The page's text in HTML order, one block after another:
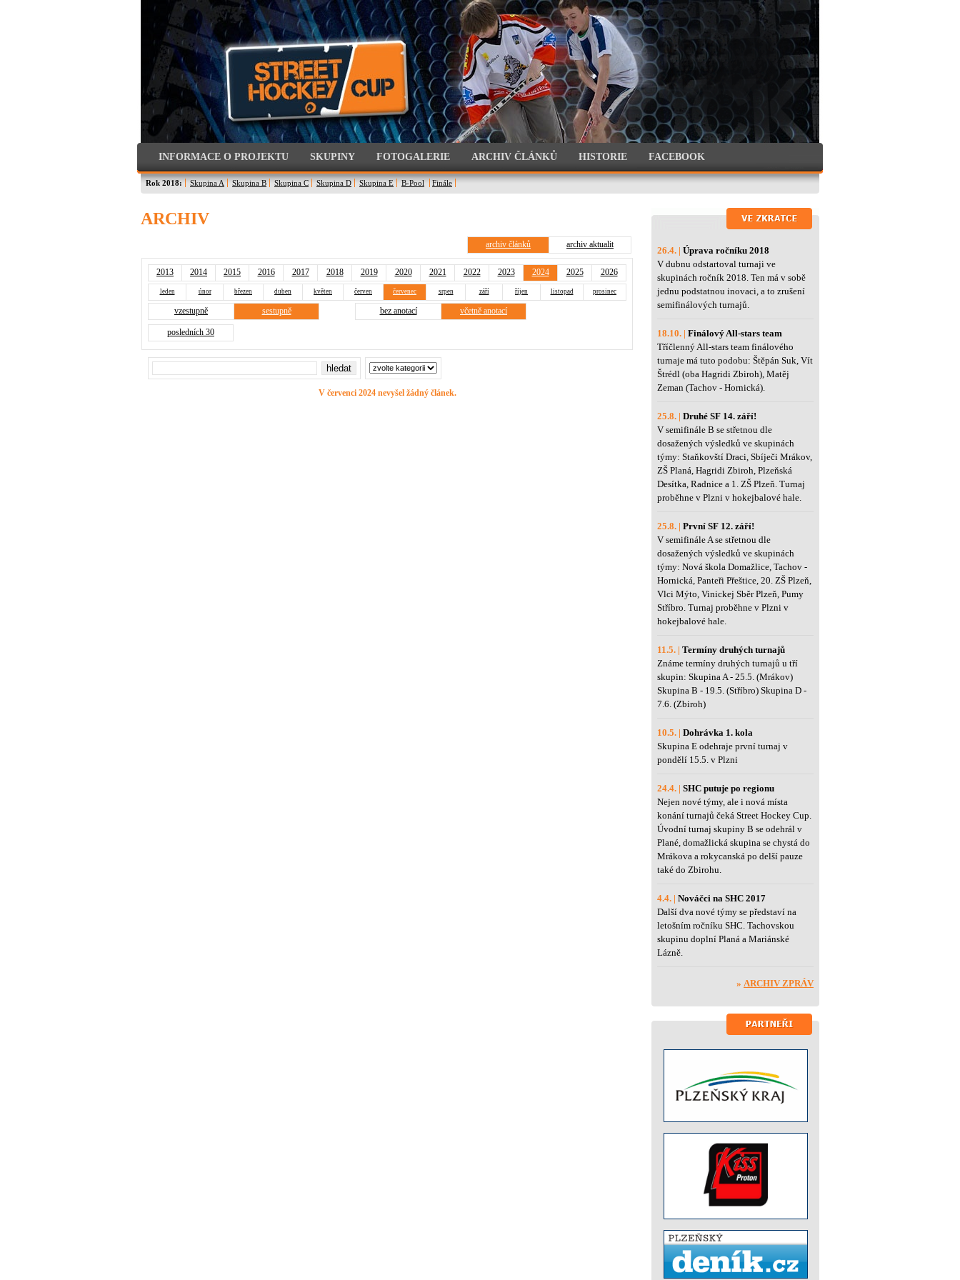
INFORMACE O PROJEKTU SKUPINY FOTOGALERIE ARCHIV ČLÁNKŮ HISTORIE FACEBOOK
Rok 2018: Skupina A Skupina B Skupina C Skupina D Skupina E B-Pool Finále
ARCHIV
archiv článků archiv aktualit
2013 2014 2015 2016 2017 2018 2019 2020 2021 2022 2023 2024 2025 2026
leden únor březen duben květen červen červenec srpen září říjen listopad prosinec
vzestupně sestupně bez anotací včetně anotací
posledních 30
V červenci 2024 nevyšel žádný článek.
26.4. | Úprava ročníku 2018
V dubnu odstartoval turnaji ve
skupinách ročník 2018. Ten má v sobě
jednu podstatnou inovaci, a to zrušení
semifinálových turnajů.
18.10. | Finálový All-stars team
Tříčlenný All-stars team finálového
turnaje má tuto podobu: Štěpán Suk, Vít
Štrédl (oba Hagridi Zbiroh), Matěj
Zeman (Tachov - Hornická).
25.8. | Druhé SF 14. září!
V semifinále B se střetnou dle
dosažených výsledků ve skupinách
týmy: Staňkovští Draci, Sbíječi Mrákov,
ZŠ Planá, Hagridi Zbiroh, Plzeňská
Desítka, Radnice a 1. ZŠ Plzeň. Turnaj
proběhne v Plzni v hokejbalové hale.
25.8. | První SF 12. září!
V semifinále A se střetnou dle
dosažených výsledků ve skupinách
týmy: Nová škola Domažlice, Tachov -
Hornická, Panteři Přeštice, 20. ZŠ Plzeň,
Vlci Mýto, Vinickej Sběr Plzeň, Pumy
Stříbro. Turnaj proběhne v Plzni v
hokejbalové hale.
11.5. | Termíny druhých turnajů
Známe termíny druhých turnajů u tří
skupin: Skupina A - 25.5. (Mrákov)
Skupina B - 19.5. (Stříbro) Skupina D -
7.6. (Zbiroh)
10.5. | Dohrávka 1. kola
Skupina E odehraje první turnaj v
pondělí 15.5. v Plzni
24.4. | SHC putuje po regionu
Nejen nové týmy, ale i nová místa
konání turnajů čeká Street Hockey Cup.
Úvodní turnaj skupiny B se odehrál v
Plané, domažlická skupina se chystá do
Mrákova a rokycanská po delší pauze
také do Zbirohu.
4.4. | Nováčci na SHC 2017
Další dva nové týmy se představí na
letošním ročníku SHC. Tachovskou
skupinu doplní Planá a Mariánské
Lázně.
» ARCHIV ZPRÁV